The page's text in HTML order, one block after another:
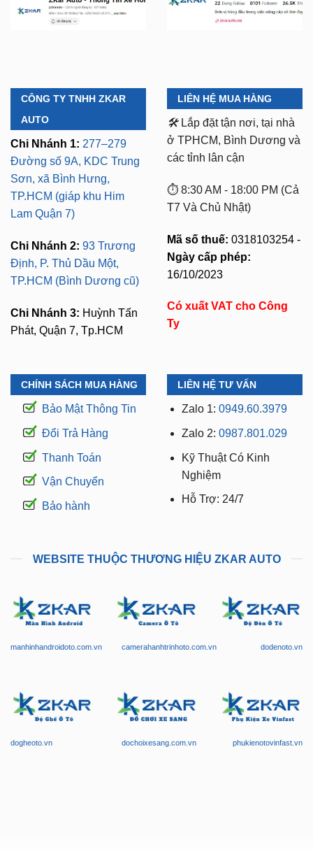
CÔNG TY TNHH ZKAR
AUTO
Chi Nhánh 1: 277–279
Đường số 9A, KDC Trung
Sơn, xã Bình Hưng,
TP.HCM (giáp khu Him
Lam Quận 7)
Chi Nhánh 2: 93 Trương
Định, P. Thủ Dầu Một,
TP.HCM (Bình Dương cũ)
Chi Nhánh 3: Huỳnh Tấn
Phát, Quận 7, Tp.HCM
LIÊN HỆ MUA HÀNG
🛠️ Lắp đặt tận nơi, tại nhà
ở TPHCM, Bình Dương và
các tỉnh lân cận
⏱️ 8:30 AM - 18:00 PM (Cả
T7 Và Chủ Nhật)
Mã số thuế: 0318103254 -
Ngày cấp phép:
16/10/2023
Có xuất VAT cho Công
Ty
CHÍNH SÁCH MUA HÀNG
Bảo Mật Thông Tin
Đổi Trả Hàng
Thanh Toán
Vận Chuyển
Bảo hành
LIÊN HỆ TƯ VẤN
Zalo 1: 0949.60.3979
Zalo 2: 0987.801.029
Kỹ Thuật Có Kinh
Nghiệm
Hỗ Trợ: 24/7
WEBSITE THUỘC THƯƠNG HIỆU ZKAR AUTO
manhinhandroidoto.com.vn camerahanhtrinhoto.com.vn dodenoto.vn
dogheoto.vn dochoixesang.com.vn phukienotovinfast.vn